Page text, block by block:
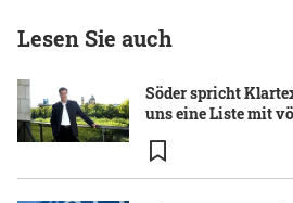
Lesen Sie auch
Söder spricht
uns eine Liste mit